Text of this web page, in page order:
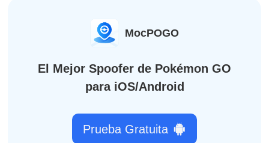
MocPOGO
El Mejor Spoofer de Pokémon GO
para iOS/Android
Prueba Gratuita